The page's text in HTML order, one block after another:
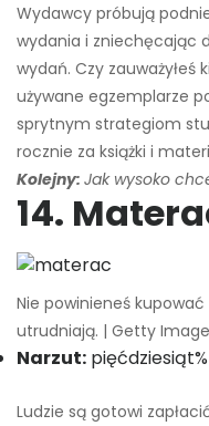
Wydawcy próbują
wydania i zniechęcając
wydań. Czy zauważyłeś
używane egzemplarze
sprytnym strategiom
rocznie za książki i
Kolejny: Jak wysoko
14.
Nie powinieneś
utrudniają. | Getty
Narzut: pięćdziesiąt%
Ludzie są gotowi